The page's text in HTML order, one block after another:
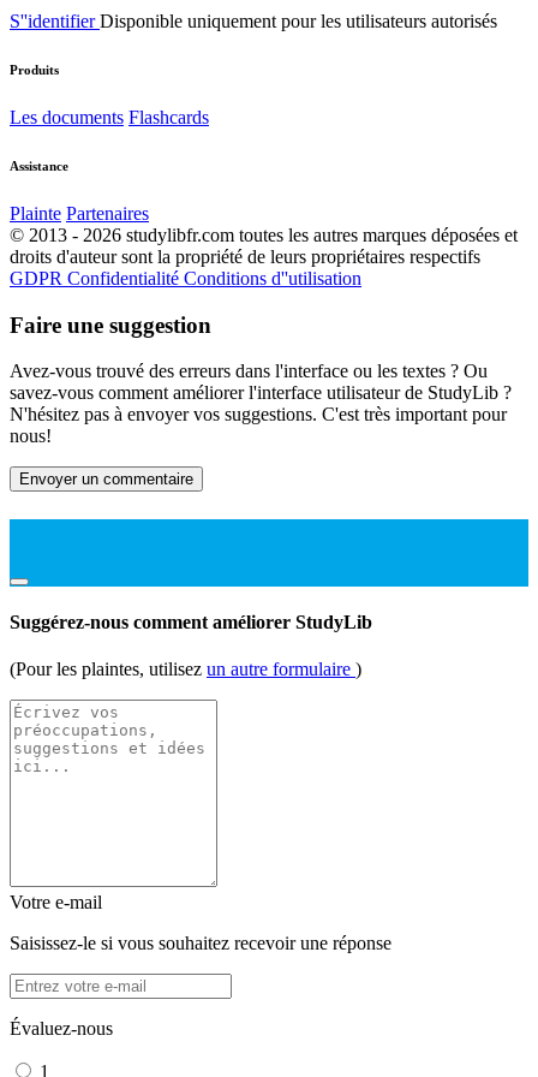
S''identifierDisponible uniquement pour les utilisateurs autorisés
Produits
Les documents Flashcards
Assistance
Plainte Partenaires
© 2013 - 2026 studylibfr.com toutes les autres marques déposées et
droits d'auteur sont la propriété de leurs propriétaires respectifs
GDPR Confidentialité Conditions d''utilisation
Faire une suggestion
Avez-vous trouvé des erreurs dans l'interface ou les textes ? Ou
savez-vous comment améliorer l'interface utilisateur de StudyLib ?
N'hésitez pas à envoyer vos suggestions. C'est très important pour
nous!
Envoyer un commentaire
Suggérez-nous comment améliorer StudyLib
(Pour les plaintes, utilisez un autre formulaire )
Votre e-mail
Saisissez-le si vous souhaitez recevoir une réponse
Évaluez-nous
1